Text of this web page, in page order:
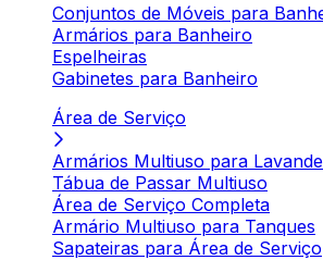
Conjuntos de Móveis para
Armários para Banheiro
Espelheiras
Gabinetes para Banheiro
Área de Serviço
Armários Multiuso para
Tábua de Passar Multiuso
Área de Serviço Completa
Armário Multiuso para Tanques
Sapateiras para Área de Serviço